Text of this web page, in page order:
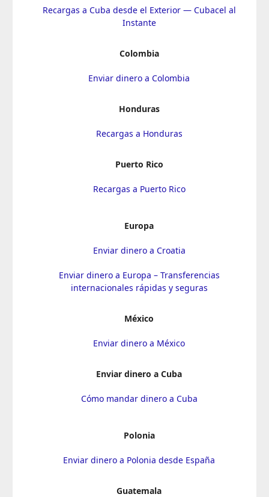
Recargas a Cuba desde el Exterior — Cubacel al
Instante
Colombia
Enviar dinero a Colombia
Honduras
Recargas a Honduras
Puerto Rico
Recargas a Puerto Rico
Europa
Enviar dinero a Croatia
Enviar dinero a Europa – Transferencias
internacionales rápidas y seguras
México
Enviar dinero a México
Enviar dinero a Cuba
Cómo mandar dinero a Cuba
Polonia
Enviar dinero a Polonia desde España
Guatemala